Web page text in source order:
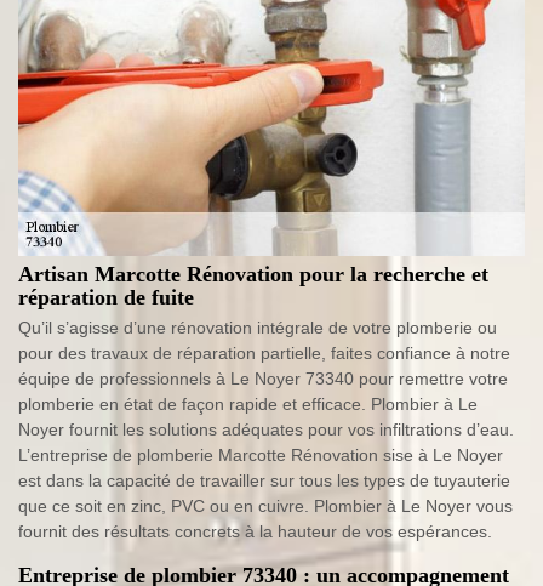
Artisan Marcotte Rénovation pour la recherche et
réparation de fuite
Qu’il s’agisse d’une rénovation intégrale de votre plomberie ou
pour des travaux de réparation partielle, faites confiance à notre
équipe de professionnels à Le Noyer 73340 pour remettre votre
plomberie en état de façon rapide et efficace. Plombier à Le
Noyer fournit les solutions adéquates pour vos infiltrations d’eau.
L’entreprise de plomberie Marcotte Rénovation sise à Le Noyer
est dans la capacité de travailler sur tous les types de tuyauterie
que ce soit en zinc, PVC ou en cuivre. Plombier à Le Noyer vous
fournit des résultats concrets à la hauteur de vos espérances.
Entreprise de plombier 73340 : un accompagnement